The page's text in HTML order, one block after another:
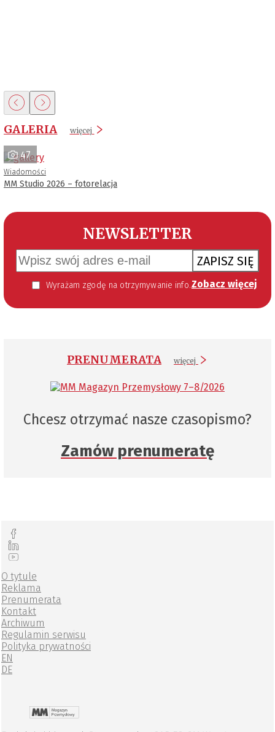
GALERIA więcej
47
Wiadomości
MM Studio 2026 – fotorelacja
NEWSLETTER
ZAPISZ SIĘ
Wyrażam zgodę na otrzymywanie informacji handlowej kierowanej do mnie za pomocą środków komunikacji elektronicznej w szczególności poczty elektronicznej zgodnie z przepisem art. 10 ust 2 ustawy z dnia 18 lipca 2002 roku o świadczeniu usług drogą elektroniczną (Dz. U. 144 z 2002 r. poz. 1204). Zgoda jest dobrowolna, jednak jej wyrażenie jest konieczne, aby otrzymywać newsletter. Zobacz więcej
PRENUMERATA więcej
Chcesz otrzymać nasze czasopismo?
Zamów prenumeratę
O tytule
Reklama
Prenumerata
Kontakt
Archiwum
Regulamin serwisu
Polityka prywatności
EN
DE